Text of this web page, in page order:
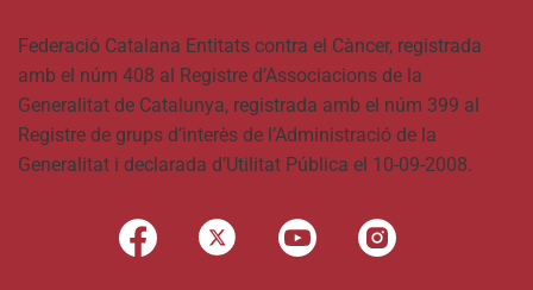
Federació Catalana Entitats contra el Càncer, registrada
amb el núm 408 al Registre d’Associacions de la
Generalitat de Catalunya, registrada amb el núm 399 al
Registre de grups d’interès de l’Administració de la
Generalitat i declarada d’Utilitat Pública el 10-09-2008.